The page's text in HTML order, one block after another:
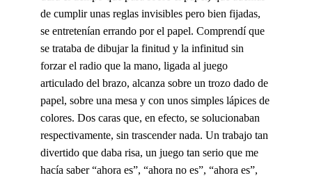
de cumplir unas reglas invisibles pero bien fijadas,
se entretenían errando por el papel. Comprendí que
se trataba de dibujar la finitud y la infinitud sin
forzar el radio que la mano, ligada al juego
articulado del brazo, alcanza sobre un trozo dado de
papel, sobre una mesa y con unos simples lápices de
colores. Dos caras que, en efecto, se solucionaban
respectivamente, sin trascender nada. Un trabajo tan
divertido que daba risa, un juego tan serio que me
hacía saber “ahora es”, “ahora no es”, “ahora es”,